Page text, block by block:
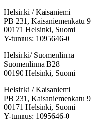
Helsinki / Kaisaniemi
PB 231, Kaisaniemenkatu 9
00171 Helsinki, Suomi
Y-tunnus: 1095646-0
Helsinki/ Suomenlinna
Suomenlinna B28
00190 Helsinki, Suomi
Facebook:
Avataan
uuteen
välilehteen
Instagram:
Avataan
uuteen
välilehteen
TikTok:
Avataan
uuteen
välilehteen
Youtube:
Avataan
uuteen
välilehteen
Vimeo:
Avataan
uuteen
välilehteen
Helsinki / Kaisaniemi
PB 231, Kaisaniemenkatu 9
00171 Helsinki, Suomi
Y-tunnus: 1095646-0